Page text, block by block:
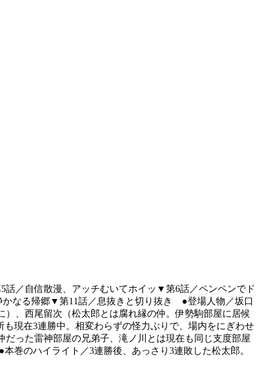
／自信散漫、アッチむいてホイッ▼第6話／ペンペンでド
なる帰郷▼第11話／息抜きと切り抜き ●登場人物／坂口
、西尾留次（松太郎とは腐れ縁の仲。伊勢駒部屋に居候
現在3連勝中。相変わらずの怪力ぶりで、場内をにぎわせ
った雷神部屋の兄弟子、滝ノ川とは現在も同じ支度部屋
巻のハイライト／3連勝後、あっさり3連敗した松太郎。